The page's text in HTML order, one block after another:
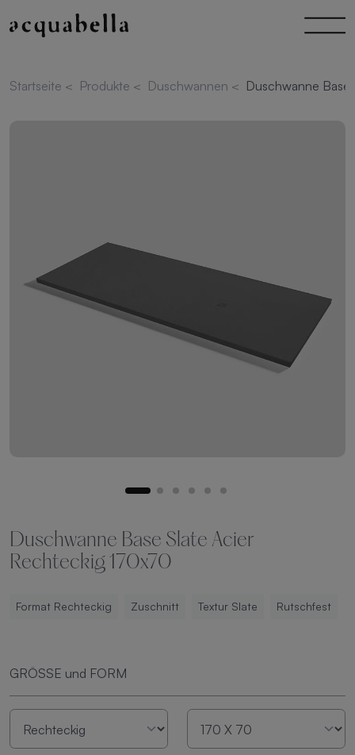
Startseite < Produkte < Duschwannen < Duschwanne
Duschwanne Base Slate Acier
Rechteckig 170x70
Format Rechteckig Zuschnitt Textur Slate Rutschfest
GRÖSSE und FORM